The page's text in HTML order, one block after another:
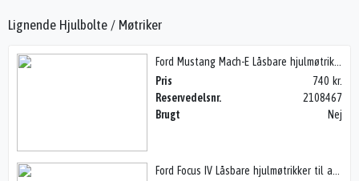
Lignende Hjulbolte / Møtriker
Pris
740 kr.
Reservedelsnr.
2108467
Brugt
Nej